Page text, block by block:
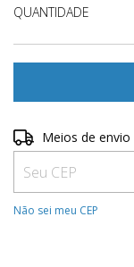
QUANTIDADE
Entregas para o CEP:
Meios de envio
Não sei meu CEP